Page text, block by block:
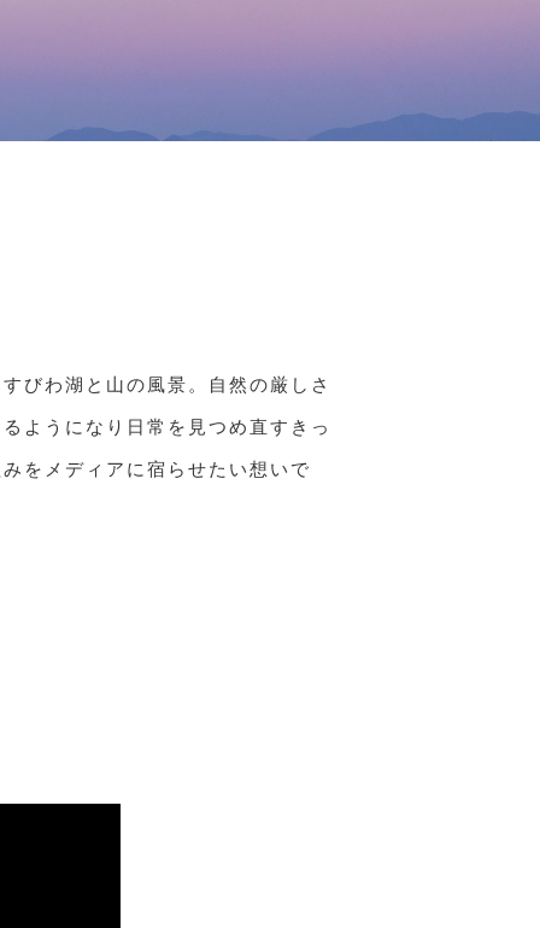
びわ湖と山の風景。自然の厳しさ
ようになり日常を見つめ直すきっ
をメディアに宿らせたい想いで